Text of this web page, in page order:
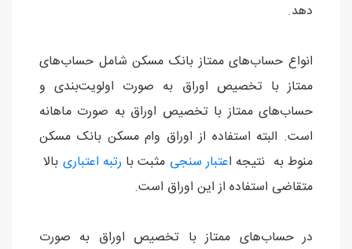
دهد.
انواع حساب‌های ممتاز بانک مسکن شامل حساب‌های
ممتاز با تخصیص اوراق به صورت اولویت‌بندی و
حساب‌های ممتاز با تخصیص اوراق به صورت ماهانه
است. البته استفاده از اوراق وام مسکن بانک مسکن
منوط به نتیجه اعتبار سنجی مثبت با رتبه اعتباری بالا
متقاضی استفاده از این اوراق است.
در حساب‌های ممتاز با تخصیص اوراق به صورت